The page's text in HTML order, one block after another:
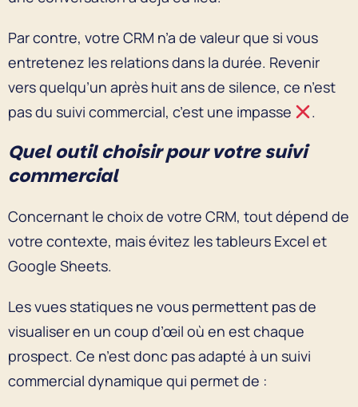
Par contre, votre CRM n’a de valeur que si vous
entretenez les relations dans la durée. Revenir
vers quelqu’un après huit ans de silence, ce n’est
pas du suivi commercial, c’est une impasse
.
Quel outil choisir pour votre suivi
commercial
Concernant le choix de votre CRM, tout dépend de
votre contexte, mais évitez les tableurs Excel et
Google Sheets.
Les vues statiques ne vous permettent pas de
visualiser en un coup d’œil où en est chaque
prospect. Ce n’est donc pas adapté à un suivi
commercial dynamique qui permet de :